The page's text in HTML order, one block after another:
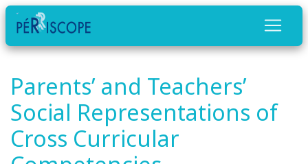
Parents’ and Teachers’
Social Representations of
Cross Curricular